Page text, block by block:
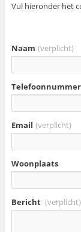
Vul hieronder het
Naam (verplicht)
Telefoonnummer
Email (verplicht)
Woonplaats
Bericht (verplicht)